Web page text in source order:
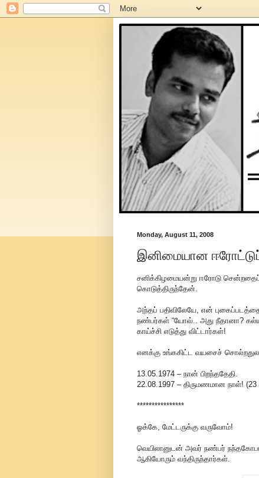
Monday, August 11, 2008
இனிமையான
சனிக்கிழமையன்று ஈரோடு சென்றதைப்
கொடுத்திருந்தேன்.
அந்தப் பதிவிலேயே, என்
நண்பர்கள் “யோவ்.. அது நீதானா?
காய்ச்சி எடுத்து விட்டார்கள்!
எனக்கு உங்ககிட்ட வயசைச்
13.05.1974 – நான் பிறந்ததேதி.
22.08.1997 – திருமணமான நாள்! (23
****************
ஓக்கே, மேட்டருக்கு வருவோம்!
வெயிலானுடன் அவர் நண்பர்
ஆகியோரும் வந்திருந்தார்கள்.